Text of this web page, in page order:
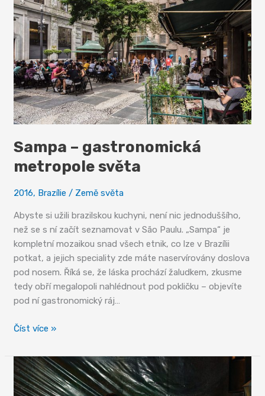
Sampa – gastronomická
metropole světa
2016, Brazílie / Země světa
Abyste si užili brazilskou kuchyni, není nic jednoduššího,
než se s ní začít seznamovat v São Paulu. „Sampa“ je
kompletní mozaikou snad všech etnik, co lze v Brazílii
potkat, a jejich speciality zde máte naservírovány doslova
pod nosem. Říká se, že láska prochází žaludkem, zkusme
tedy obří megalopoli nahlédnout pod pokličku – objevíte
pod ní gastronomický ráj…
Sampa
gastronomická
metropole
světa
Číst více »